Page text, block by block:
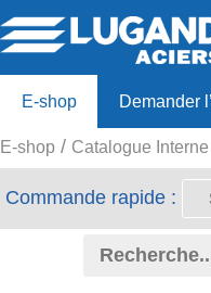
E-shop Demander
Offre 80ans
E-shop Catalogue Interne
Commande rapide :